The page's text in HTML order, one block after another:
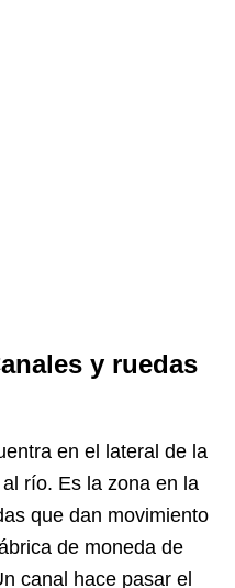
y ruedas
en el lateral de la
río. Es la zona en la
que dan movimiento
de moneda de
canal hace pasar el